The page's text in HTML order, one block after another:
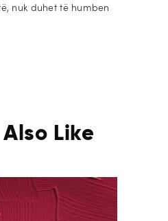
nuk duhet të humben
Like